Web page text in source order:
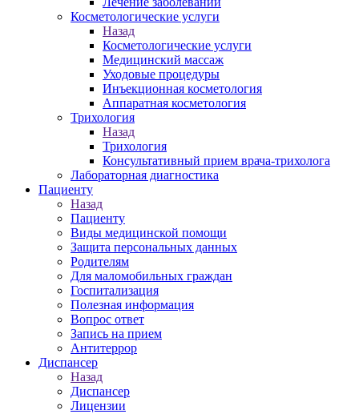
Косметологические услуги
Назад
Косметологические услуги
Медицинский массаж
Уходовые процедуры
Инъекционная косметология
Аппаратная косметология
Трихология
Назад
Трихология
Консультативный прием врача-трихолога
Лабораторная диагностика
Пациенту
Назад
Пациенту
Виды медицинской помощи
Защита персональных данных
Родителям
Для маломобильных граждан
Госпитализация
Полезная информация
Вопрос ответ
Запись на прием
Антитеррор
Диспансер
Назад
Диспансер
Лицензии